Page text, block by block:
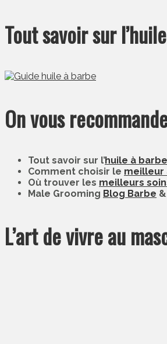
Tout savoir sur
On vous
Tout savoir sur l’huile à barbe
Comment choisir le meilleur
Où trouver les meilleurs
Male Grooming Blog Barbe
L’art de vivre au